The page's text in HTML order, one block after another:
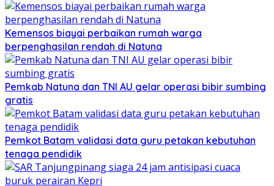
Kemensos biayai perbaikan rumah warga
berpenghasilan rendah di Natuna
Pemkab Natuna dan TNI AU gelar operasi bibir sumbing
gratis
Pemkot Batam validasi data guru petakan kebutuhan
tenaga pendidik